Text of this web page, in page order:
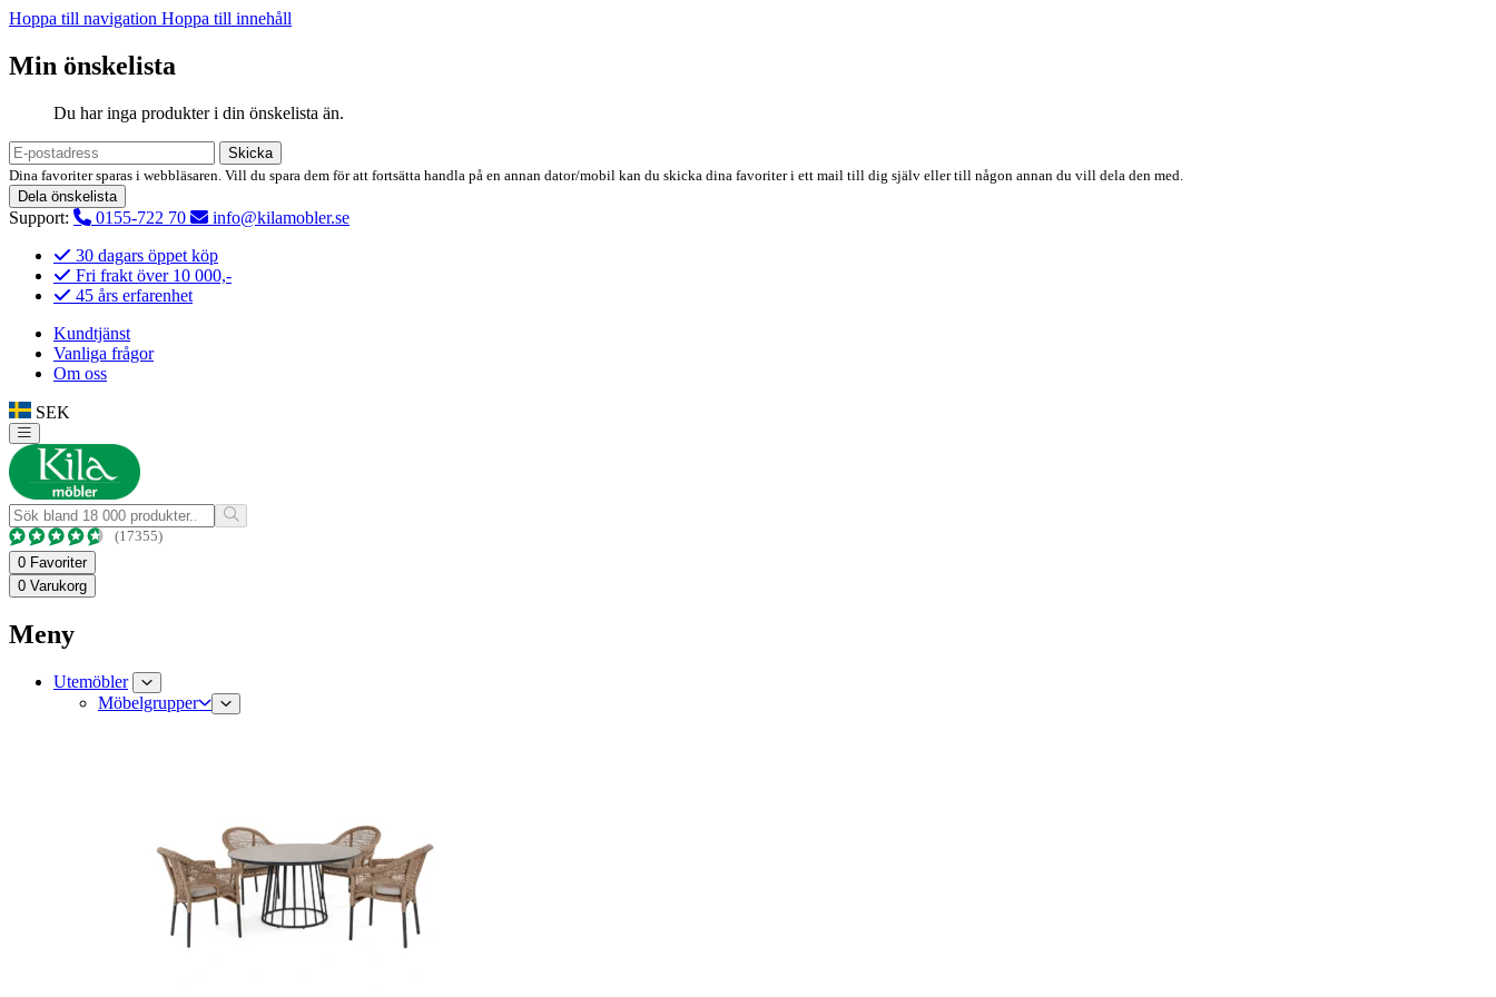
Hoppa till navigation Hoppa till innehåll
Min önskelista
Du har inga produkter i din önskelista än.
Skicka
Dina favoriter sparas i webbläsaren. Vill du spara dem för att fortsätta handla på en annan dator/mobil kan du skicka dina favoriter i ett mail till dig själv eller till någon annan du vill dela den med.
Dela önskelista
Support: 0155-722 70
info@kilamobler.se
30 dagars öppet köp
Fri frakt över 10 000,-
45 års erfarenhet
Kundtjänst
Vanliga frågor
Om oss
SEK
(17355)
0 Favoriter
0 Varukorg
Meny
Utemöbler
Möbelgrupper